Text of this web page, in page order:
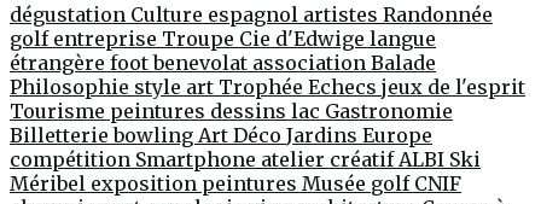
dégustation Culture espagnol artistes Randonnée
golf entreprise Troupe Cie d'Edwige langue
étrangère footbenevolat association Balade
Philosophie style art Trophée Echecs jeux de l'esprit
Tourisme peintures dessins lac Gastronomie
Billetteriebowling Art Déco Jardins Europe
compétition Smartphone atelier créatif ALBI Ski
Méribel exposition peintures Musée golf CNIF